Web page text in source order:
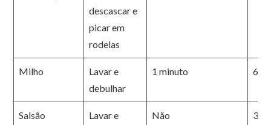
descascar e
picar em
rodelas
Milho
Lavar e
debulhar
1 minuto 6
Salsão
Lavar e
Não 3